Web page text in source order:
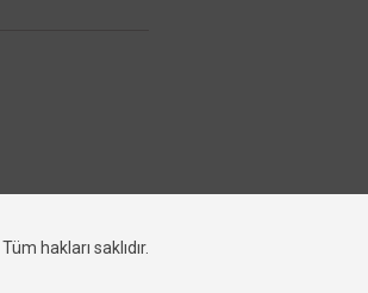
Tüm hakları saklıdır.